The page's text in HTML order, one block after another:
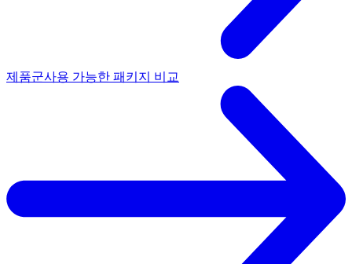
제품군사용 가능한 패키지 비교